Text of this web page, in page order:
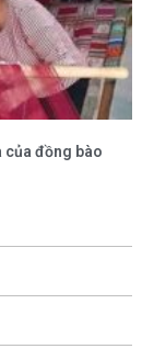
của đồng bào